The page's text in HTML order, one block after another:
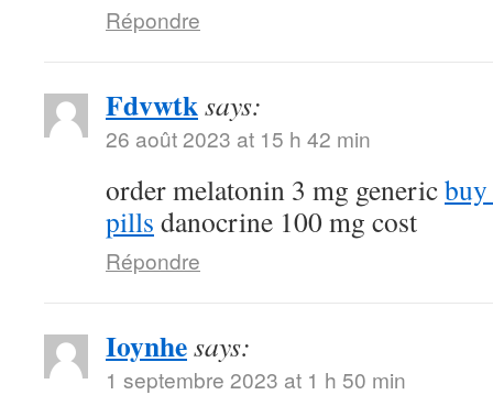
Répondre
Fdvwtksays:
26 août 2023 at 15 h 42 min
order melatonin 3 mg generic
pills danocrine 100 mg cost
Répondre
Ioynhesays:
1 septembre 2023 at 1 h 50 min